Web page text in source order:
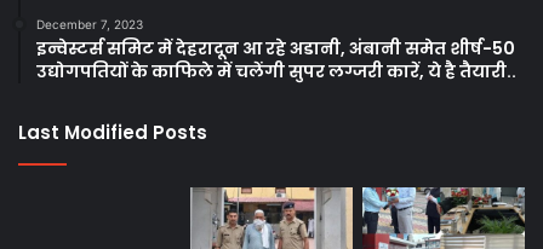
December 7, 2023
इन्वेस्टर्स समिट में देहरादून आ रहे अडानी, अंबानी समेत शीर्ष-50
उद्योगपतियों के काफिले में चलेंगी सुपर लग्जरी कारें, ये है तैयारी..
Last Modified Posts